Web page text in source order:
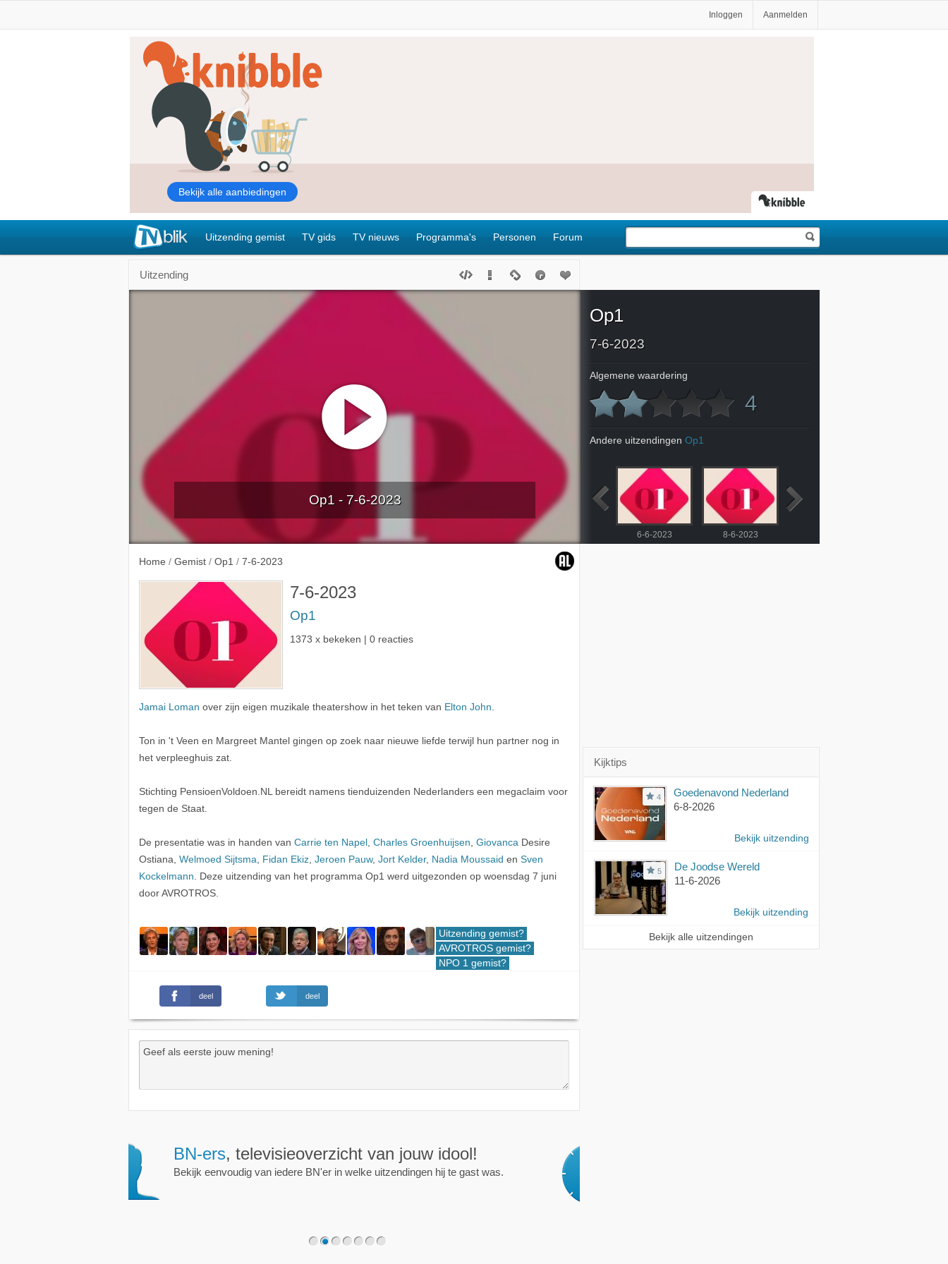
Inloggen Aanmelden
Uitzending gemist TV gids TV nieuws Programma's Personen Forum
Uitzending
Op1 - 7-6-2023
Home / Gemist / Op1 / 7-6-2023
7-6-2023
Op1
1373 x bekeken | 0 reacties
Jamai Loman over zijn eigen muzikale theatershow in het teken van Elton John
Ton in 't Veen en Margreet Mantel gingen op zoek naar nieuwe liefde terwijl hun partner nog in
het verpleeghuis zat.
Stichting PensioenVoldoen.NL bereidt namens tienduizenden Nederlanders een megaclaim voor
tegen de Staat.
De presentatie was in handen van Carrie ten Napel Charles Groenhuijsen Giovanca Desire
Ostiana, Welmoed Sijtsma Fidan Ekiz Jeroen Pauw, Jort Kelder, Nadia Moussaid en Sven
Kockelmann . Deze uitzending van het programma Op1 werd uitgezonden op woensdag 7 juni
door AVROTROS.
Uitzending gemist?
AVROTROS gemist?
NPO 1 gemist?
deel deel
Op1
7-6-2023
Algemene waardering
4
Andere uitzendingen Op1
6-6-2023 8-6-2023
Kijktips
4
Goedenavond Nederland
6-8-2026
Bekijk uitzending
5
De Joodse Wereld
11-6-2026
Bekijk uitzending
Bekijk alle uitzendingen
Wekkers, altijd op de hoogte!
Zet een wekker op een programma of persoon en je krijgt een mailtje als er een